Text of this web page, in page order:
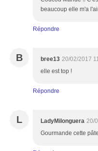
beaucoup elle m'a
Répondre
B bree13 20/02/2017
elle est top !
Répondre
L LadyMilonguera 20/
Gourmande cette